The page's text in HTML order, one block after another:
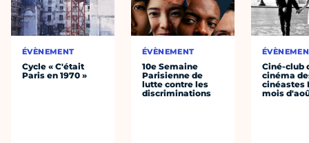
ÉVÈNEMENT
Cycle « C'était
Paris en 1970 »
ÉVÈNEMENT
10e Semaine
Parisienne de
lutte contre les
discriminations
Ciné-club
cinéma
cinéastes
mois